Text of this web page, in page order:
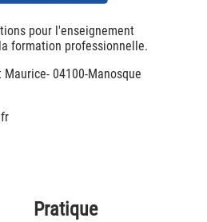
pour l'enseignement
formation professionnelle.
Maurice- 04100-Manosque
Pratique